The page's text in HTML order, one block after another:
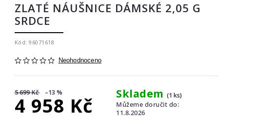
ZLATÉ NÁUŠNICE DÁMSKÉ 2,05 G
SRDCE
Kód: 96071618
Neohodnoceno
5 699 Kč –13 %
4 958 Kč Skladem(1 ks)
Můžeme doručit do:
11.8.2026